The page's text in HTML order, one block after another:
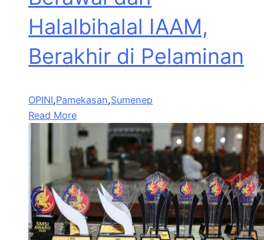
Halalbihalal IAAM,
Berakhir di Pelaminan
OPINI,Pamekasan,Sumenep
Read More